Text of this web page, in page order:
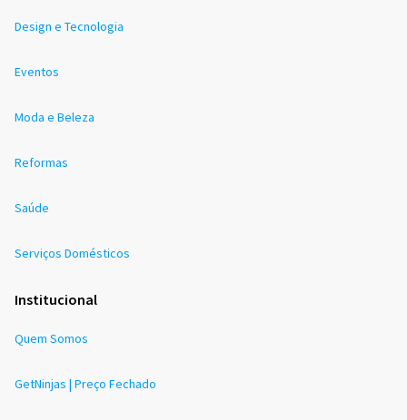
Design e Tecnologia
Eventos
Moda e Beleza
Reformas
Saúde
Serviços Domésticos
Institucional
Quem Somos
GetNinjas | Preço Fechado